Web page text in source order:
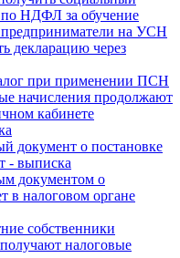
НДФЛ за обучение
на УСН
декларацию через
при применении ПСН
начисления продолжают
кабинете
документ о постановке
- выписка
документом о
в налоговом органе
собственники
налоговые